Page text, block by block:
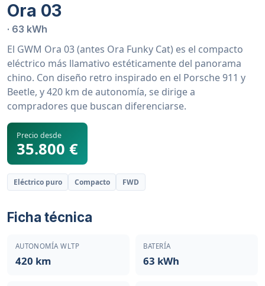
Ora 03
· 63 kWh
El GWM Ora 03 (antes Ora Funky Cat) es el compacto
eléctrico más llamativo estéticamente del panorama
chino. Con diseño retro inspirado en el Porsche 911 y
Beetle, y 420 km de autonomía, se dirige a
compradores que buscan diferenciarse.
Precio desde
35.800 €
Eléctrico puro Compacto FWD
Ficha técnica
AUTONOMÍA WLTP
420 km
BATERÍA
63 kWh